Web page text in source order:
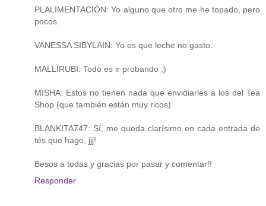
PLALIMENTACIÓN: Yo alguno que otro me he topado, pero
pocos.
VANESSA SIBYLAIN: Yo es que leche no gasto.
MALLIRUBI: Todo es ir probando ;)
MISHA: Estos no tienen nada que envidiarles a los del Tea
Shop (que también están muy ricos)
BLANKITA747: Sí, me queda clarísimo en cada entrada de
tés que hago, jjj!
Besos a todas y gracias por pasar y comentar!!
Responder